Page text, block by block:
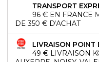
TRANSPORT
96 € EN FRANCE
DE 350 € D'ACHAT
LIVRAISON POINT
49 € LIVRAISON